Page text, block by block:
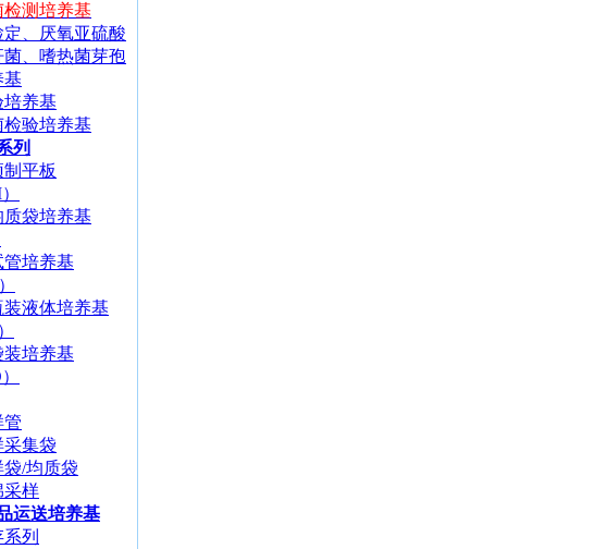
测培养基
定、厌氧亚硫酸
、嗜热菌芽孢
基
培养基
验培养基
列
制平板
质袋培养基
管培养基
装液体培养基
装培养基
管
集袋
/均质袋
采样
运送培养基
列